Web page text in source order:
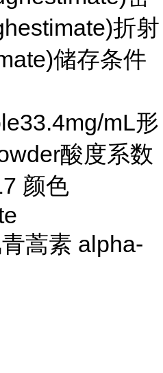
折射
储存条件
mL形
酸度系数
颜色
蒿素 alpha-